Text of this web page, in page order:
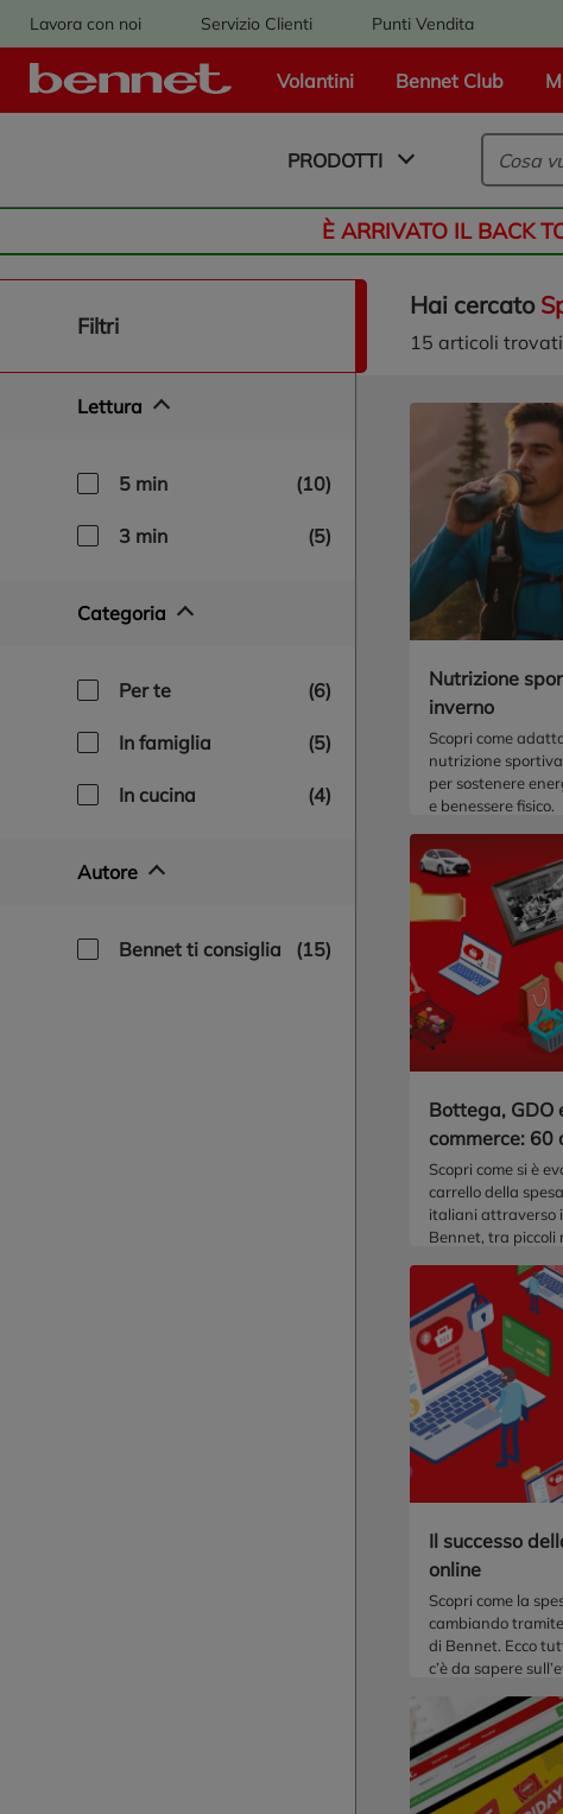
Lavora con noi Servizio Clienti Punti Vendita
Volantini Bennet Club
Logo Bennet - Torna alla homepage
PRODOTTI
È ARRIVATO IL BACK
naviga/filtra
filtri
Lettura
5 min (10)
3 min (5)
Categoria
per te (6)
in famiglia (5)
in cucina (4)
Autore
bennet ti consiglia (15)
Hai cercato
15 articoli trovati
Nutrizione
inverno
Scopri come
nutrizione
per sostenere
e benessere fisico.
Bottega, GDO
commerce: 60
spesa in Italia
Scopri come si è
carrello della
italiani attraverso
Bennet, tra piccoli
tecnologiche
Il successo
online
Scopri come la
cambiando
di Bennet. Ecco
c’è da sapere
in Italia e nel resto